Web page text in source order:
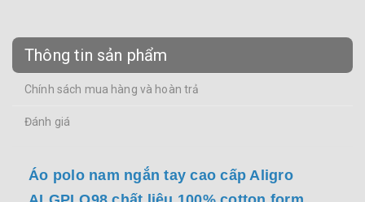
Thông tin sản phẩm
Chính sách mua hàng và hoàn trả
Đánh giá
Áo polo nam ngắn tay cao cấp Aligro